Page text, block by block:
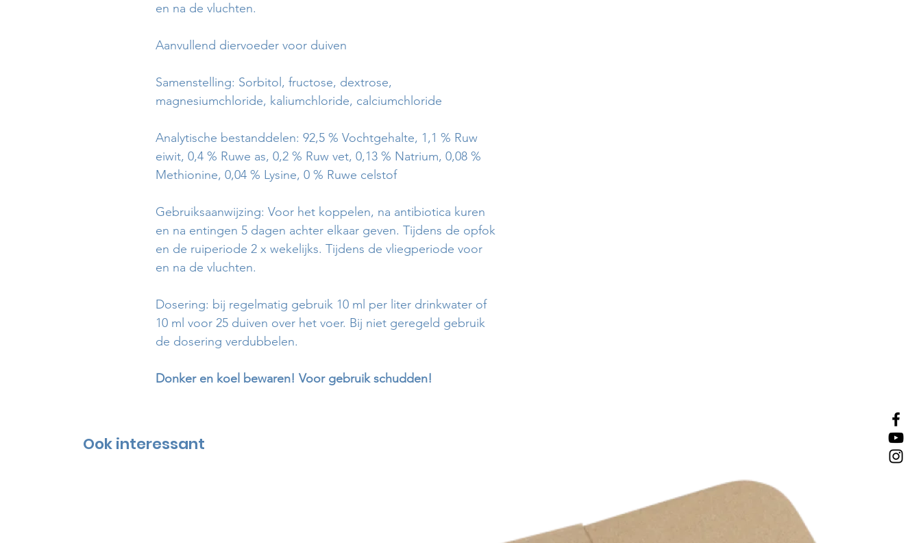
en na de vluchten.
Aanvullend diervoeder voor duiven
Samenstelling: Sorbitol, fructose, dextrose,
magnesiumchloride, kaliumchloride, calciumchloride
Analytische bestanddelen: 92,5 % Vochtgehalte, 1,1 % Ruw
eiwit, 0,4 % Ruwe as, 0,2 % Ruw vet, 0,13 % Natrium, 0,08 %
Methionine, 0,04 % Lysine, 0 % Ruwe celstof
Gebruiksaanwijzing: Voor het koppelen, na antibiotica kuren
en na entingen 5 dagen achter elkaar geven. Tijdens de opfok
en de ruiperiode 2 x wekelijks. Tijdens de vliegperiode voor
en na de vluchten.
Dosering: bij regelmatig gebruik 10 ml per liter drinkwater of
10 ml voor 25 duiven over het voer. Bij niet geregeld gebruik
de dosering verdubbelen.
Donker en koel bewaren! Voor gebruik schudden!
Ook interessant